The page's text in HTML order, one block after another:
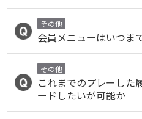
その他
会員メニューはいつま
その他
これまでのプレーした
ードしたいが可能か